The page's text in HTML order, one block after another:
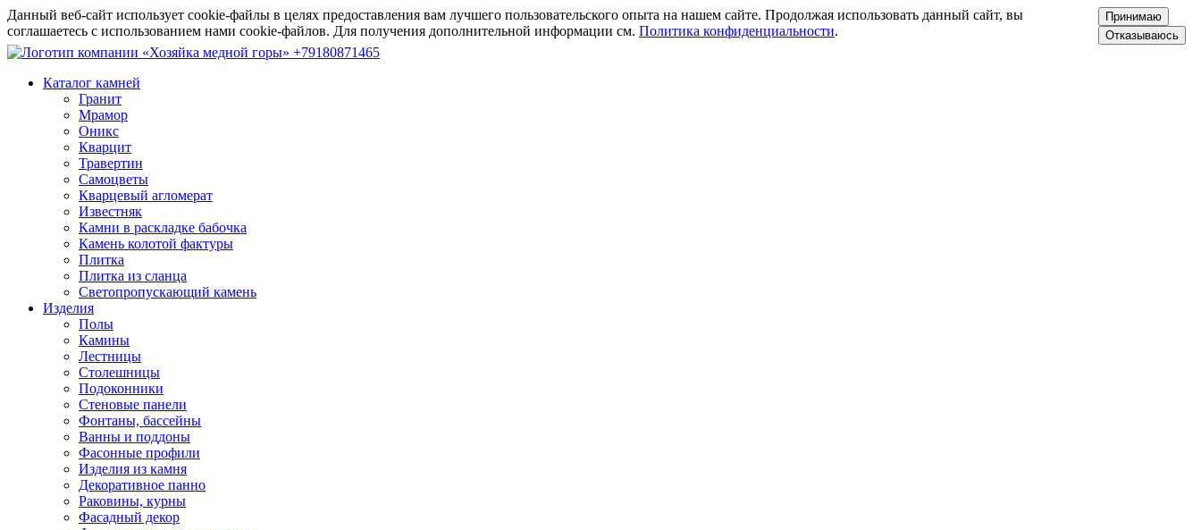
Данный веб-сайт использует cookie-файлы в целях предоставления вам лучшего пользовательского опыта на нашем сайте. Продолжая использовать данный сайт, вы
соглашаетесь с использованием нами cookie-файлов. Для получения дополнительной информации см. Политика конфиденциальности.
Принимаю
Отказываюсь
+79180871465
Каталог камней
Гранит
Мрамор
Оникс
Кварцит
Травертин
Самоцветы
Кварцевый агломерат
Известняк
Камни в раскладке бабочка
Камень колотой фактуры
Плитка
Плитка из сланца
Светопропускающий камень
Изделия
Полы
Камины
Лестницы
Столешницы
Подоконники
Стеновые панели
Фонтаны, бассейны
Ванны и поддоны
Фасонные профили
Изделия из камня
Декоративное панно
Раковины, курны
Фасадный декор